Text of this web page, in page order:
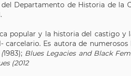
Departamento de Historia de la
popular y la historia del castigo y
Es autora de numerosos
1983); Blues Legacies and Black
(2012